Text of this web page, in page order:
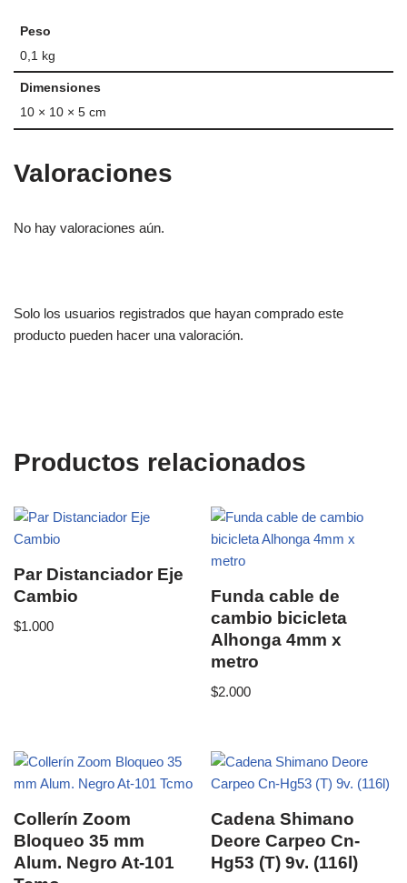
Peso
0,1 kg
Dimensiones
10 × 10 × 5 cm
Valoraciones
No hay valoraciones aún.
Solo los usuarios registrados que hayan comprado este
producto pueden hacer una valoración.
Productos relacionados
Par Distanciador Eje
Cambio
$1.000
Funda cable de
cambio bicicleta
Alhonga 4mm x
metro
$2.000
Collerín Zoom
Bloqueo 35 mm
Alum. Negro At-101
Cadena Shimano
Deore Carpeo Cn-
Hg53 (T) 9v. (116l)